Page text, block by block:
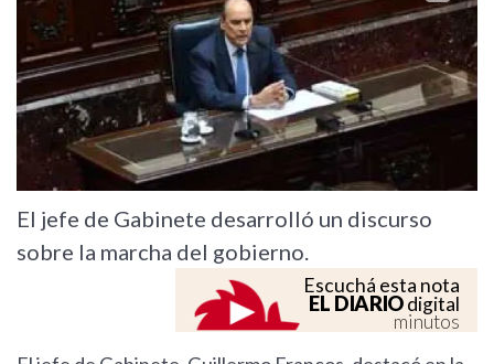
El jefe de Gabinete desarrolló un discurso
sobre la marcha del gobierno.
Escuchá esta nota
EL DIARIOdigital
minutos